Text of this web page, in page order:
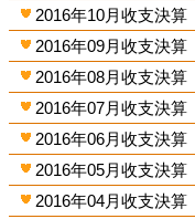
2016年10月收支決算
2016年09月收支決算
2016年08月收支決算
2016年07月收支決算
2016年06月收支決算
2016年05月收支決算
2016年04月收支決算